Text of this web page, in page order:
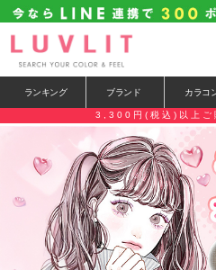
ランキング ブランド カラコ
3,300円(税込)以上ご